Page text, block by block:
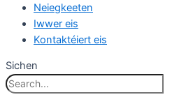
Neiegkeeten
Iwwer eis
Kontaktéiert eis
Sichen